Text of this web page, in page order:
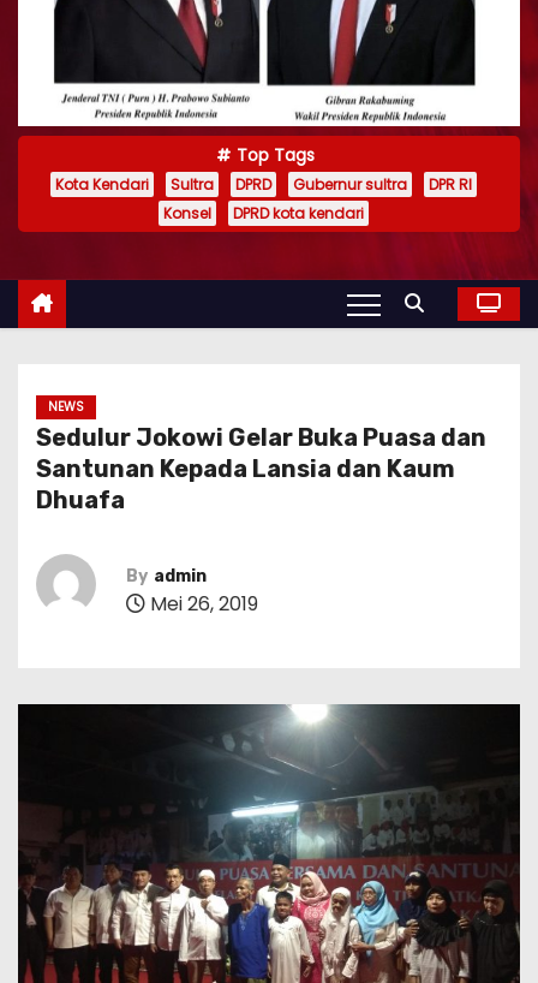
Top Tags
Kota Kendari Sultra DPRD Gubernur sultra
DPR RI
Konsel
DPRD kota kendari
NEWS
Sedulur Jokowi Gelar Buka Puasa dan
Santunan Kepada Lansia dan Kaum
Dhuafa
By admin
Mei 26, 2019